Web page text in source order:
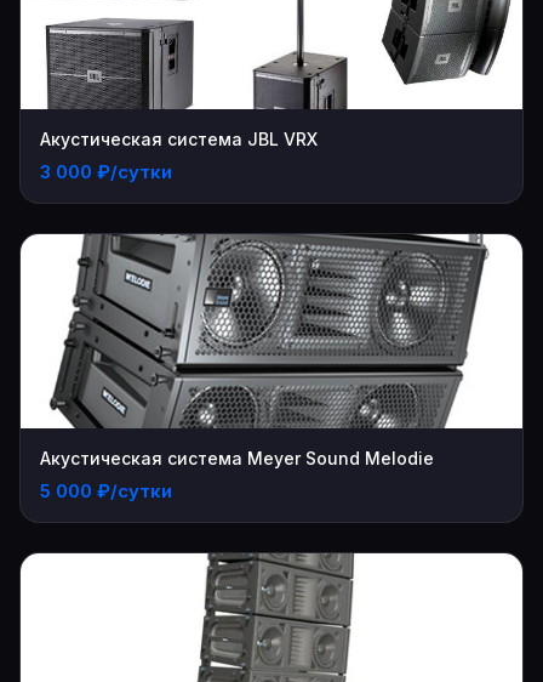
Акустическая система JBL VRX
3 000 ₽/сутки
Акустическая система Meyer Sound Melodie
5 000 ₽/сутки